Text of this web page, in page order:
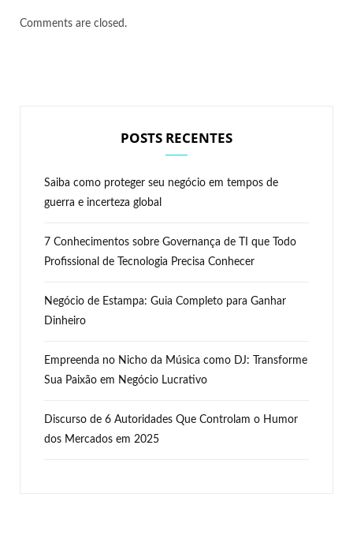
Comments are closed.
POSTS RECENTES
Saiba como proteger seu negócio em tempos de
guerra e incerteza global
7 Conhecimentos sobre Governança de TI que Todo
Profissional de Tecnologia Precisa Conhecer
Negócio de Estampa: Guia Completo para Ganhar
Dinheiro
Empreenda no Nicho da Música como DJ: Transforme
Sua Paixão em Negócio Lucrativo
Discurso de 6 Autoridades Que Controlam o Humor
dos Mercados em 2025